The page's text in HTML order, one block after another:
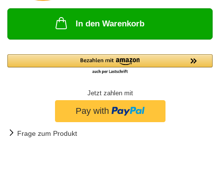
In den Warenkorb
Jetzt zahlen mit
Frage zum Produkt